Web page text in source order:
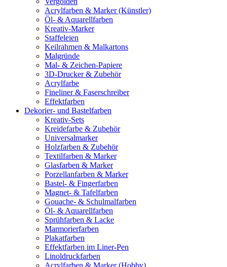
Acrylfarben & Marker (Künstler)
Öl- & Aquarellfarben
Kreativ-Marker
Staffeleien
Keilrahmen & Malkartons
Malgründe
Mal- & Zeichen-Papiere
3D-Drucker & Zubehör
Acrylfarbe
Fineliner & Faserschreiber
Effektfarben
Dekorier- und Bastelfarben
Kreativ-Sets
Kreidefarbe & Zubehör
Universalmarker
Holzfarben & Zubehör
Textilfarben & Marker
Glasfarben & Marker
Porzellanfarben & Marker
Bastel- & Fingerfarben
Magnet- & Tafelfarben
Gouache- & Schulmalfarben
Öl- & Aquarellfarben
Sprühfarben & Lacke
Marmorierfarben
Plakatfarben
Effektfarben im Liner-Pen
Linoldruckfarben
Acrylfarben & Marker (Hobby)